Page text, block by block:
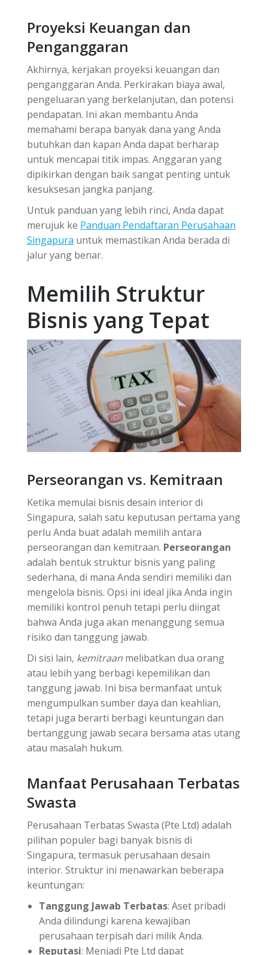
Proyeksi Keuangan dan
Penganggaran
Akhirnya, kerjakan proyeksi keuangan dan
penganggaran Anda. Perkirakan biaya awal,
pengeluaran yang berkelanjutan, dan potensi
pendapatan. Ini akan membantu Anda
memahami berapa banyak dana yang Anda
butuhkan dan kapan Anda dapat berharap
untuk mencapai titik impas. Anggaran yang
dipikirkan dengan baik sangat penting untuk
kesuksesan jangka panjang.
Untuk panduan yang lebih rinci, Anda dapat
merujuk ke Panduan Pendaftaran Perusahaan
Singapura untuk memastikan Anda berada di
jalur yang benar.
Memilih Struktur
Bisnis yang Tepat
Perseorangan vs. Kemitraan
Ketika memulai bisnis desain interior di
Singapura, salah satu keputusan pertama yang
perlu Anda buat adalah memilih antara
perseorangan dan kemitraan. Perseorangan
adalah bentuk struktur bisnis yang paling
sederhana, di mana Anda sendiri memiliki dan
mengelola bisnis. Opsi ini ideal jika Anda ingin
memiliki kontrol penuh tetapi perlu diingat
bahwa Anda juga akan menanggung semua
risiko dan tanggung jawab.
Di sisi lain, kemitraanmelibatkan dua orang
atau lebih yang berbagi kepemilikan dan
tanggung jawab. Ini bisa bermanfaat untuk
mengumpulkan sumber daya dan keahlian,
tetapi juga berarti berbagi keuntungan dan
bertanggung jawab secara bersama atas utang
atau masalah hukum.
Manfaat Perusahaan Terbatas
Swasta
Perusahaan Terbatas Swasta (Pte Ltd) adalah
pilihan populer bagi banyak bisnis di
Singapura, termasuk perusahaan desain
interior. Struktur ini menawarkan beberapa
keuntungan:
Tanggung Jawab Terbatas: Aset pribadi
Anda dilindungi karena kewajiban
perusahaan terpisah dari milik Anda.
Reputasi: Menjadi Pte Ltd dapat